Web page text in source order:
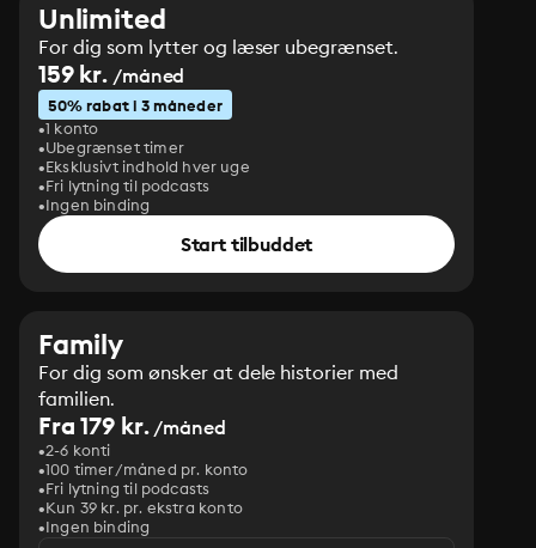
Unlimited
For dig som lytter og læser ubegrænset.
159 kr. /måned
50% rabat i 3 måneder
1 konto
Ubegrænset timer
Eksklusivt indhold hver uge
Fri lytning til podcasts
Ingen binding
Start tilbuddet
Family
For dig som ønsker at dele historier med
familien.
Fra 179 kr./måned
2-6 konti
100 timer/måned pr. konto
Fri lytning til podcasts
Kun 39 kr. pr. ekstra konto
Ingen binding